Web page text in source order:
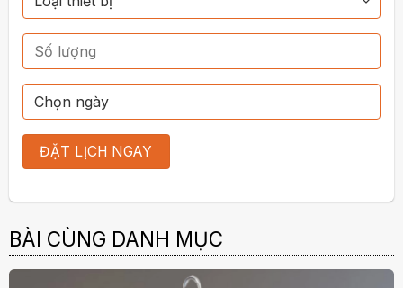
BÀI CÙNG DANH MỤC